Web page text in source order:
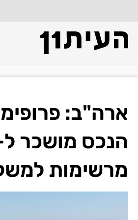
ארה"ב:
מרשימות